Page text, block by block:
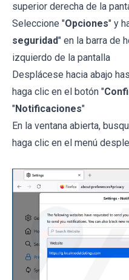
superior derecha de la
Seleccione "Opciones" y
seguridad" en la barra de
izquierdo de la pantalla
Desplácese hacia abajo
haga clic en el botón "
"Notificaciones"
En la ventana abierta,
haga clic en el menú